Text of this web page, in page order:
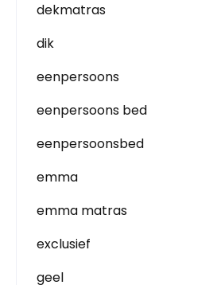
dekmatras
dik
eenpersoons
eenpersoons bed
eenpersoonsbed
emma
emma matras
exclusief
geel